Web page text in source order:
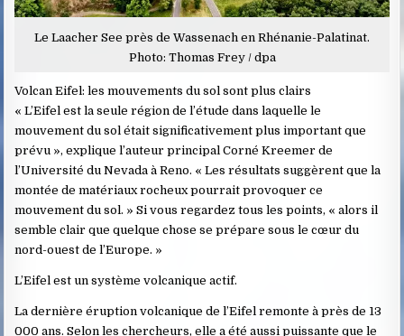
Le Laacher See près de Wassenach en Rhénanie-Palatinat.
Photo: Thomas Frey / dpa
Volcan Eifel: les mouvements du sol sont plus clairs
« L’Eifel est la seule région de l’étude dans laquelle le
mouvement du sol était significativement plus important que
prévu », explique l’auteur principal Corné Kreemer de
l’Université du Nevada à Reno. « Les résultats suggèrent que la
montée de matériaux rocheux pourrait provoquer ce
mouvement du sol. » Si vous regardez tous les points, « alors il
semble clair que quelque chose se prépare sous le cœur du
nord-ouest de l’Europe. »
L’Eifel est un système volcanique actif.
La dernière éruption volcanique de l’Eifel remonte à près de 13
000 ans. Selon les chercheurs, elle a été aussi puissante que le